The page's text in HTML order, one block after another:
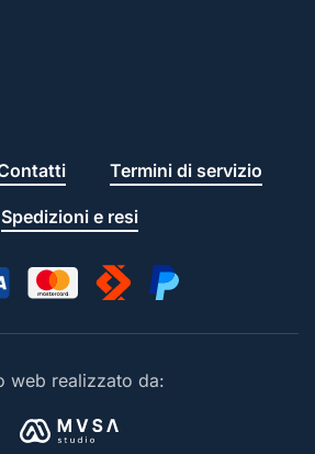
Termini di servizio
Spedizioni e resi
web realizzato da: